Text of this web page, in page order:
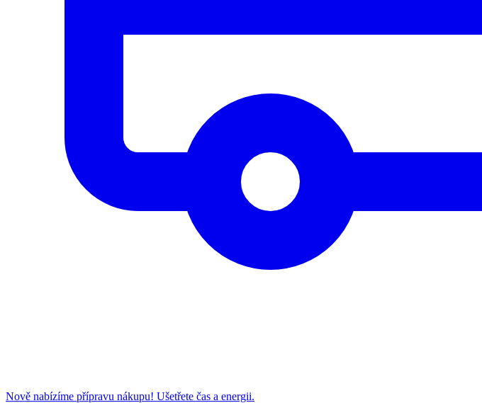
Nově nabízíme přípravu nákupu! Ušetřete čas a energii.